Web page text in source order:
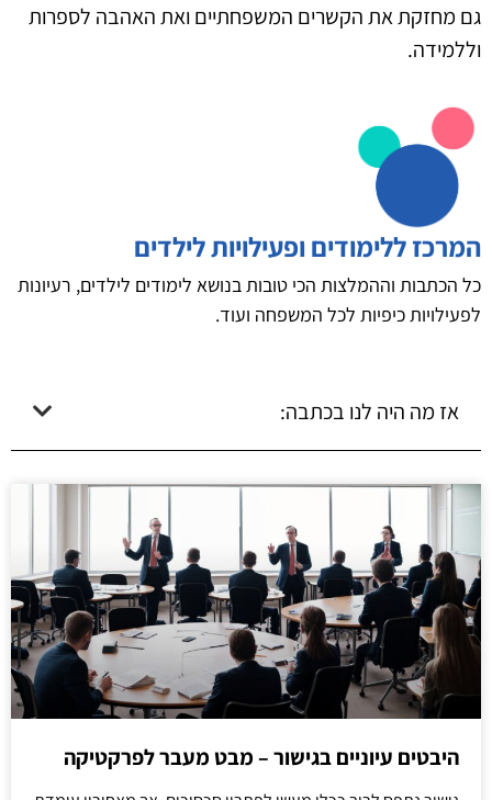
גם מחזקת את הקשרים המשפחתיים ואת האהבה לספרות
וללמידה.
המרכז ללימודים ופעילויות לילדים
כל הכתבות וההמלצות הכי טובות בנושא לימודים לילדים, רעיונות
לפעילויות כיפיות לכל המשפחה ועוד.
אז מה היה לנו בכתבה:
היבטים עיוניים בגישור – מבט מעבר לפרקטיקה